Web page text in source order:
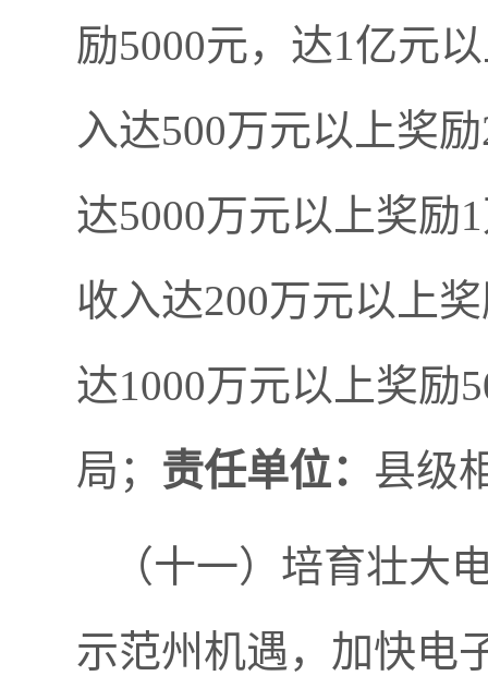
励5000元，达1亿元
入达500万元以上奖
达5000万元以上奖励
收入达200万元以上
达1000万元以上奖励
局； 责任单位： 县级
（十一）培育壮大
示范州机遇，加快电